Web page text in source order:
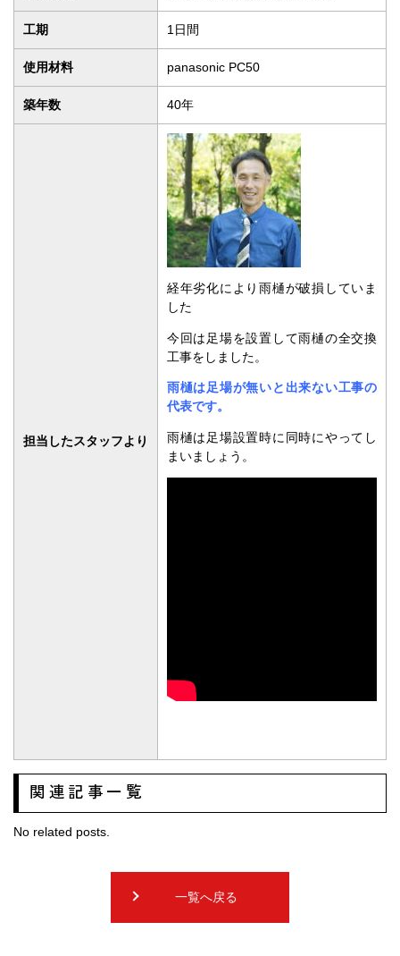
工期 1日間
使用材料 panasonic PC50
築年数 40年
担当したスタッフより
経年劣化により雨樋が破損していま
した
今回は足場を設置して雨樋の全交換
工事をしました。
雨樋は足場が無いと出来ない工事の
代表です。
雨樋は足場設置時に同時にやってし
まいましょう。
関連記事一覧
No related posts.
一覧へ戻る